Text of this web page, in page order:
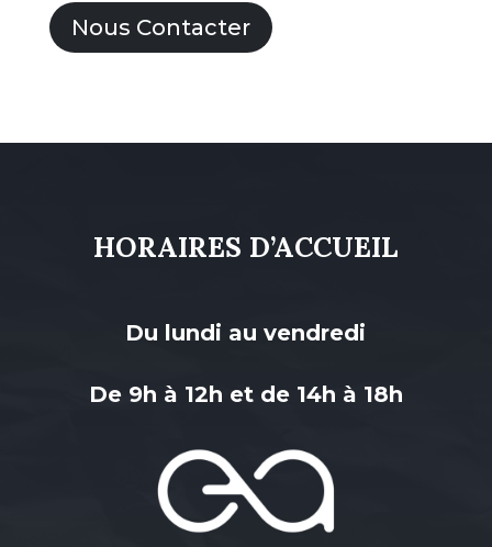
Nous Contacter
HORAIRES D’ACCUEIL
Du lundi au vendredi
De 9h à 12h et de 14h à 18h